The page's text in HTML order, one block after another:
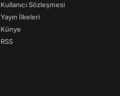
Kullanıcı Sözleşmesi
Yayın İlkeleri
Künye
RSS